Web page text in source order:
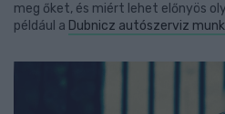
meg őket, és miért lehet előnyös
például a Dubnicz autószerviz